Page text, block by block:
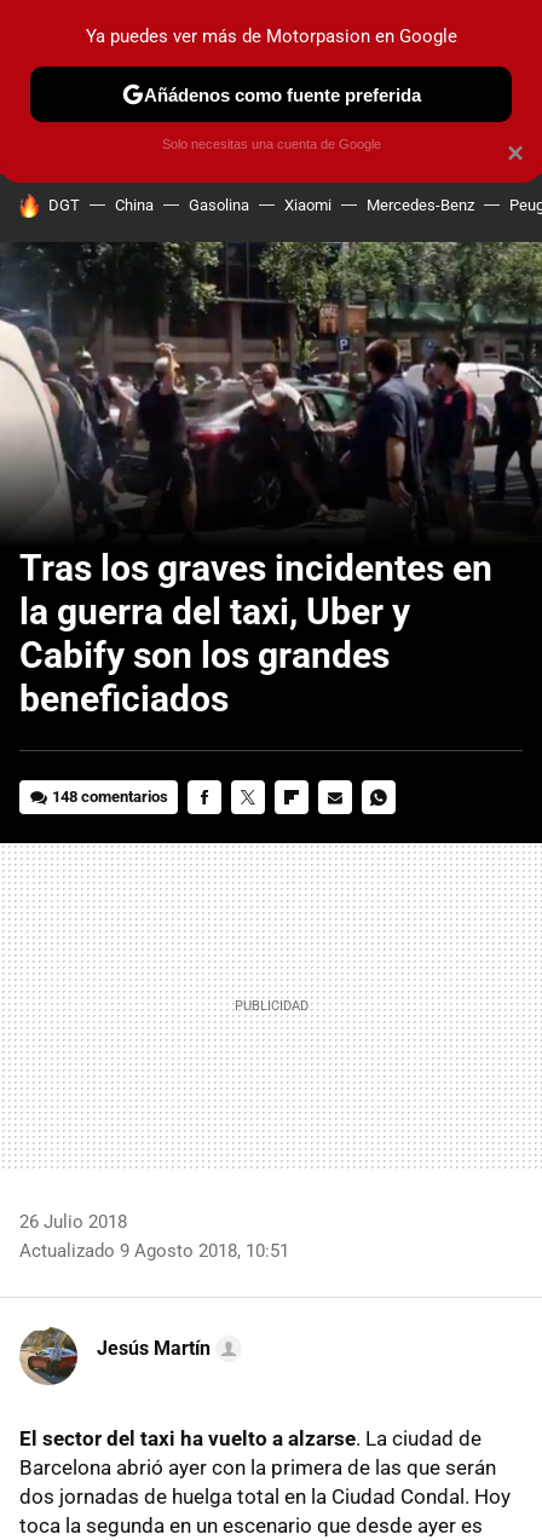
PRUEBAS COCHES ELÉCTRICOS OBSERVATORIO
HOY SE HABLA DE
DGT China Gasolina Xiaomi Mercedes-Benz
Tras los graves incidentes en
la guerra del taxi, Uber y
Cabify son los grandes
beneficiados
148 comentarios
MAIL
26 Julio 2018
Actualizado 9 Agosto 2018, 10:51
Jesús Martín
El sector del taxi ha vuelto a alzarse. La ciudad de
Barcelona abrió ayer con la primera de las que serán
dos jornadas de huelga total en la Ciudad Condal. Hoy
toca la segunda en un escenario que desde ayer es
×
Ya puedes ver más de Motorpasion en Google
Añádenos como fuente preferida
Solo necesitas una cuenta de Google